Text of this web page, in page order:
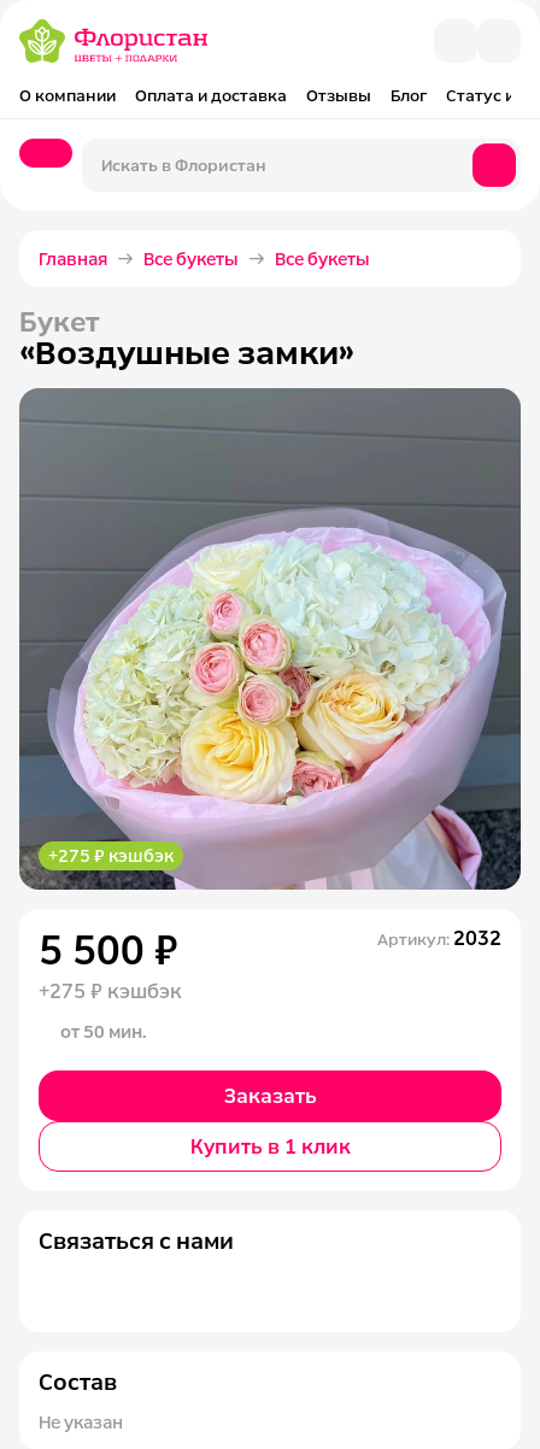
О компании Оплата и доставка Отзывы Блог Статус и
Главная Все букеты Все букеты
Букет
«Воздушные замки»
+275 ₽ кэшбэк
Артикул: 2032
5 500 ₽
+275 ₽ кэшбэк
от 50 мин.
Заказать
Купить в 1 клик
Связаться с нами
Состав
Не указан